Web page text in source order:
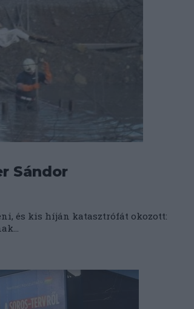
Sándor
és kis híján katasztrófát okozott: